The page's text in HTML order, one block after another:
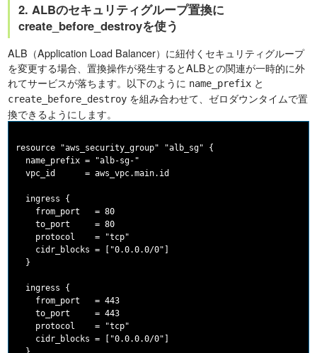
2. ALBのセキュリティグループ置換に
create_before_destroyを使う
ALB（Application Load Balancer）に紐付くセキュリティグループ
を変更する場合、置換操作が発生するとALBとの関連が一時的に外
れてサービスが落ちます。以下のように name_prefix と
create_before_destroy を組み合わせて、ゼロダウンタイムで置
換できるようにします。
resource "aws_security_group" "alb_sg" {
  name_prefix = "alb-sg-"
  vpc_id      = aws_vpc.main.id
  ingress {
    from_port   = 80
    to_port     = 80
    protocol    = "tcp"
    cidr_blocks = ["0.0.0.0/0"]
  }
  ingress {
    from_port   = 443
    to_port     = 443
    protocol    = "tcp"
    cidr_blocks = ["0.0.0.0/0"]